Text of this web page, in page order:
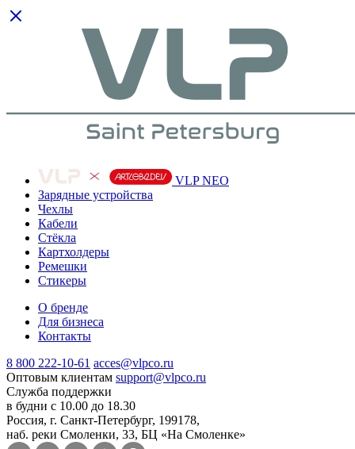
VLP NEO
Зарядные устройства
Чехлы
Кабели
Cтёкла
Картхолдеры
Ремешки
Стикеры
О бренде
Для бизнеса
Контакты
8 800 222-10-61 acces@vlpco.ru
Оптовым клиентам support@vlpco.ru
Служба поддержки
в будни с 10.00 до 18.30
Россия, г. Санкт-Петербург, 199178,
наб. реки Смоленки, 33, БЦ «На Смоленке»